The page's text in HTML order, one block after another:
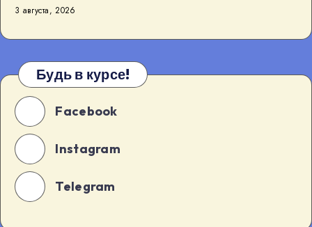
в
[…]
3 августа, 2026
Будь в курсе!
Facebook
Instagram
Telegram